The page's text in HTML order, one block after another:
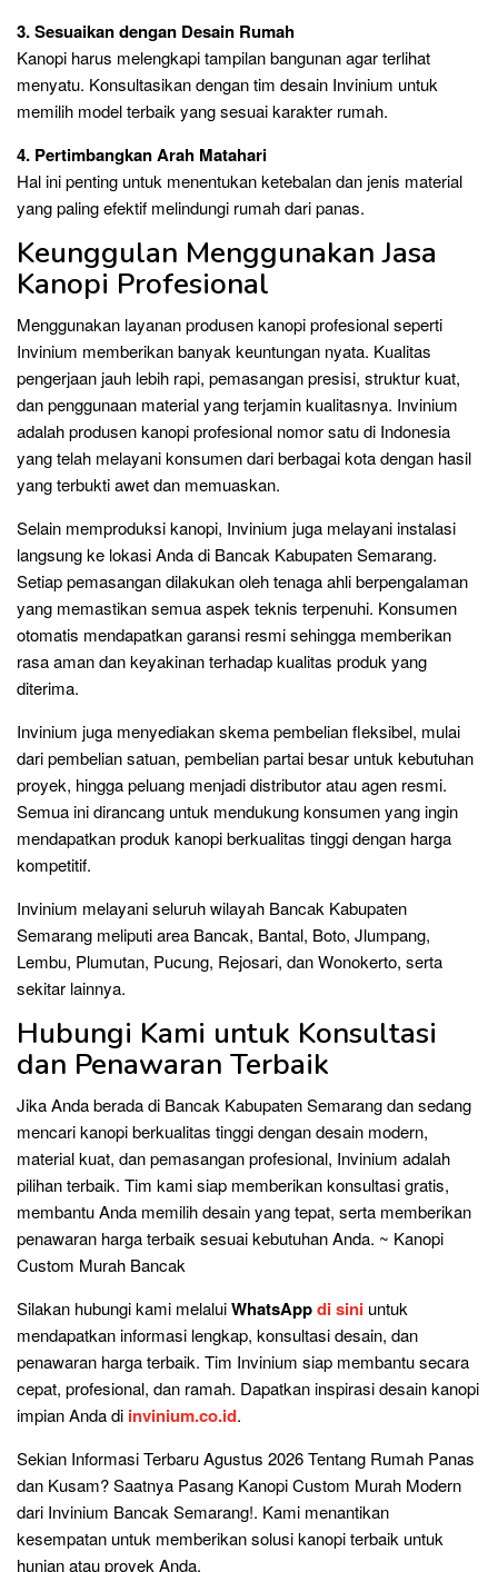
3. Sesuaikan dengan Desain Rumah
Kanopi harus melengkapi tampilan bangunan agar terlihat
menyatu. Konsultasikan dengan tim desain Invinium untuk
memilih model terbaik yang sesuai karakter rumah.
4. Pertimbangkan Arah Matahari
Hal ini penting untuk menentukan ketebalan dan jenis material
yang paling efektif melindungi rumah dari panas.
Keunggulan Menggunakan Jasa
Kanopi Profesional
Menggunakan layanan produsen kanopi profesional seperti
Invinium memberikan banyak keuntungan nyata. Kualitas
pengerjaan jauh lebih rapi, pemasangan presisi, struktur kuat,
dan penggunaan material yang terjamin kualitasnya. Invinium
adalah produsen kanopi profesional nomor satu di Indonesia
yang telah melayani konsumen dari berbagai kota dengan hasil
yang terbukti awet dan memuaskan.
Selain memproduksi kanopi, Invinium juga melayani instalasi
langsung ke lokasi Anda di Bancak Kabupaten Semarang.
Setiap pemasangan dilakukan oleh tenaga ahli berpengalaman
yang memastikan semua aspek teknis terpenuhi. Konsumen
otomatis mendapatkan garansi resmi sehingga memberikan
rasa aman dan keyakinan terhadap kualitas produk yang
diterima.
Invinium juga menyediakan skema pembelian fleksibel, mulai
dari pembelian satuan, pembelian partai besar untuk kebutuhan
proyek, hingga peluang menjadi distributor atau agen resmi.
Semua ini dirancang untuk mendukung konsumen yang ingin
mendapatkan produk kanopi berkualitas tinggi dengan harga
kompetitif.
Invinium melayani seluruh wilayah Bancak Kabupaten
Semarang meliputi area Bancak, Bantal, Boto, Jlumpang,
Lembu, Plumutan, Pucung, Rejosari, dan Wonokerto, serta
sekitar lainnya.
Hubungi Kami untuk Konsultasi
dan Penawaran Terbaik
Jika Anda berada di Bancak Kabupaten Semarang dan sedang
mencari kanopi berkualitas tinggi dengan desain modern,
material kuat, dan pemasangan profesional, Invinium adalah
pilihan terbaik. Tim kami siap memberikan konsultasi gratis,
membantu Anda memilih desain yang tepat, serta memberikan
penawaran harga terbaik sesuai kebutuhan Anda. ~ Kanopi
Custom Murah Bancak
Silakan hubungi kami melaluiWhatsAppdi sini untuk
mendapatkan informasi lengkap, konsultasi desain, dan
penawaran harga terbaik. Tim Invinium siap membantu secara
cepat, profesional, dan ramah. Dapatkan inspirasi desain kanopi
impian Anda di invinium.co.id.
Sekian Informasi Terbaru Agustus 2026 Tentang Rumah Panas
dan Kusam? Saatnya Pasang Kanopi Custom Murah Modern
dari Invinium Bancak Semarang!. Kami menantikan
kesempatan untuk memberikan solusi kanopi terbaik untuk
hunian atau proyek Anda.